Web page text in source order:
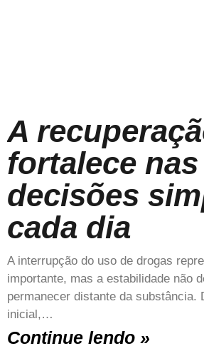
A
fortalece nas
decisões
cada dia
A interrupção do uso de drogas
importante, mas a estabilidade não
permanecer distante da substância.
inicial,…
Continue lendo »